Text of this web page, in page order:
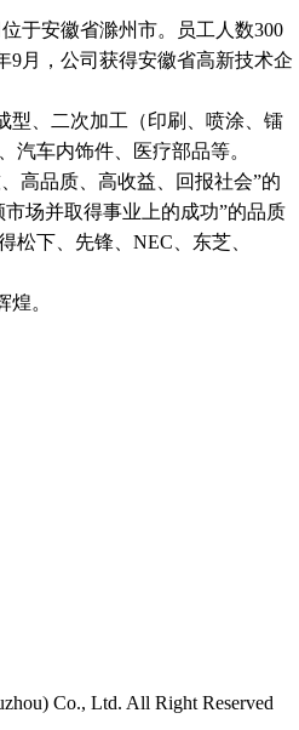
于安徽省滁州市。员工人数300
9月，公司获得安徽省高新技术企
、二次加工（印刷、喷涂、镭
汽车内饰件、医疗部品等。
高品质、高收益、回报社会”的
场并取得事业上的成功”的品质
松下、先锋、NEC、东芝、
。
Co., Ltd. All Right Reserved